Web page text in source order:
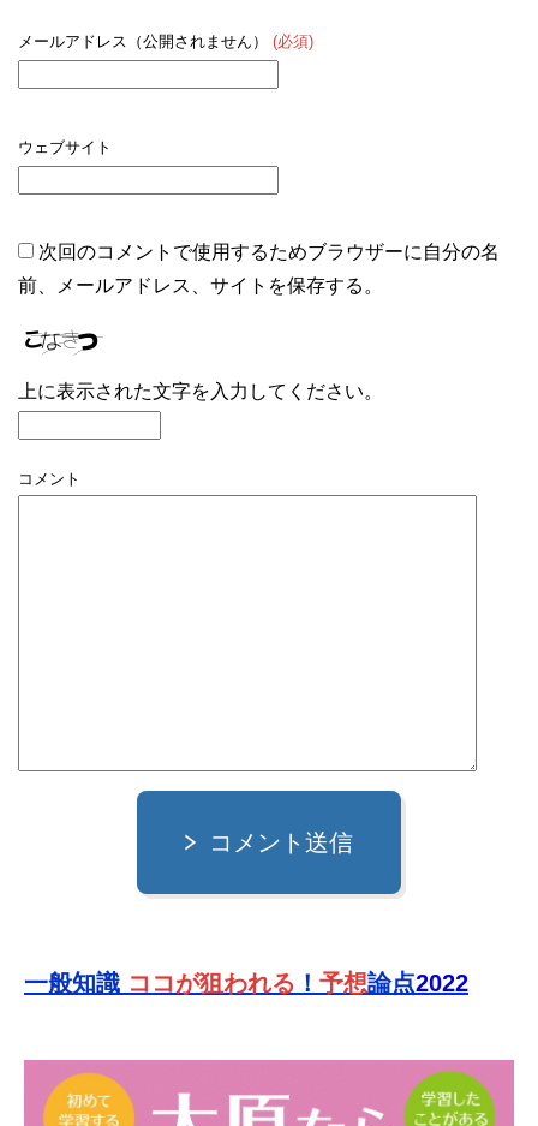
メールアドレス（公開されません） (必須)
ウェブサイト
次回のコメントで使用するためブラウザーに自分の名
前、メールアドレス、サイトを保存する。
上に表示された文字を入力してください。
コメント
コメント送信
一般知識 ココが狙われる ！ 予想論点2022